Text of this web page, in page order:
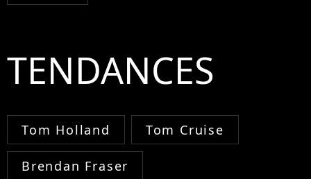
TENDANCES
Tom Holland Tom Cruise
Brendan Fraser